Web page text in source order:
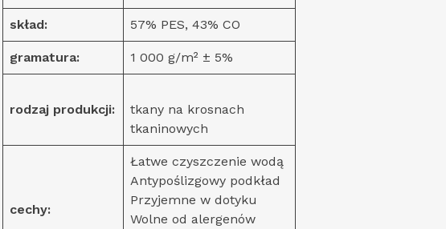
skład: 57% PES, 43% CO
gramatura: 1 000 g/m² ± 5%
rodzaj produkcji:
tkany na krosnach
tkaninowych
cechy:
Łatwe czyszczenie wodą
Antypoślizgowy podkład
Przyjemne w dotyku
Wolne od alergenów